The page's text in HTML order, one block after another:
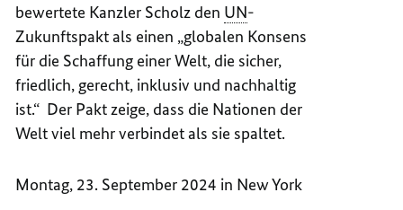
bewertete Kanzler Scholz den UN-
Zukunftspakt als einen „globalen Konsens
für die Schaffung einer Welt, die sicher,
friedlich, gerecht, inklusiv und nachhaltig
ist.“ Der Pakt zeige, dass die Nationen der
Welt viel mehr verbindet als sie spaltet.
Montag, 23. September 2024 in New York